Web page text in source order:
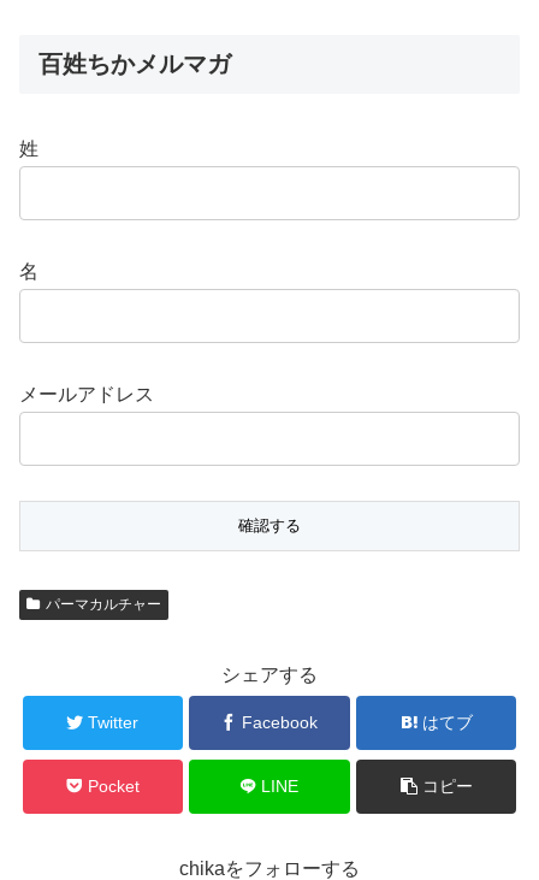
百姓ちかメルマガ
姓
名
メールアドレス
パーマカルチャー
シェアする
Twitter Facebook はてブ
Pocket LINE コピー
chikaをフォローする